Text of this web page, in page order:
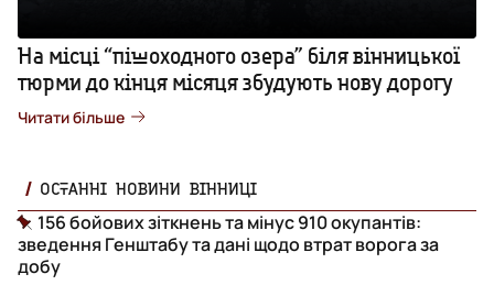
На місці “пішоходного озера” біля вінницької
тюрми до кінця місяця збудують нову дорогу
Читати більше
ОСТАННІ НОВИНИ ВІННИЦІ
156 бойових зіткнень та мінус 910 окупантів:
зведення Генштабу та дані щодо втрат ворога за
добу